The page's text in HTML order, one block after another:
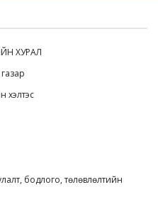
ХУРАЛ
хэлтэс
бодлого, төлөвлөлтийн